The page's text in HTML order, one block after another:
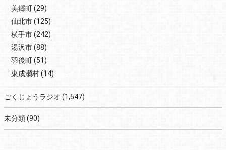
美郷町(29)
仙北市(125)
横手市(242)
湯沢市(88)
羽後町(51)
東成瀬村(14)
ごくじょうラジオ (1,547)
未分類(90)